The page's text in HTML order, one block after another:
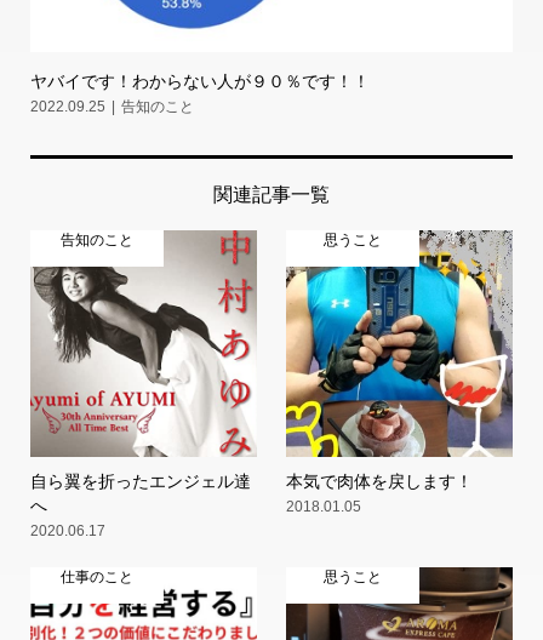
ヤバイです！わからない人が９０％です！！
2022.09.25 告知のこと
関連記事一覧
告知のこと
自ら翼を折ったエンジェル達
へ
2020.06.17
思うこと
本気で肉体を戻します！
2018.01.05
仕事のこと 思うこと